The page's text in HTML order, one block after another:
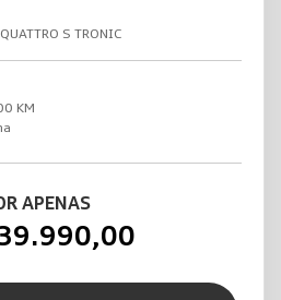
S TRONIC
KM
APENAS